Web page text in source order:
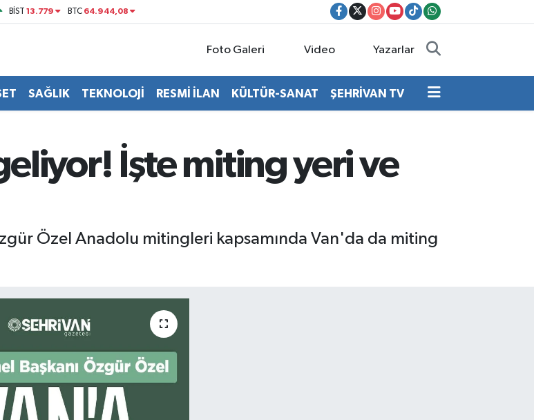
BİST13.779 BTC 64.944,08
Foto Galeri Video Yazarlar
SAĞLIK TEKNOLOJİ RESMİ İLAN KÜLTÜR-SANAT ŞEHRİVAN TV
İşte miting yeri ve
Özel Anadolu mitingleri kapsamında Van'da da miting